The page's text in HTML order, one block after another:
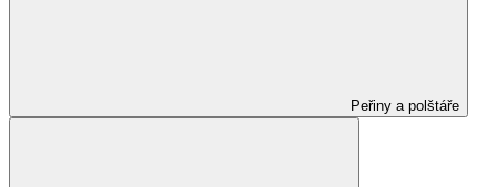
Peřiny a polštáře